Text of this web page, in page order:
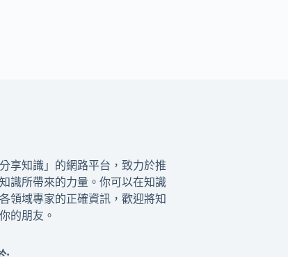
享知識」的網路平台，致力於推
識所帶來的力量。你可以在知識
領域專家的正確資訊，歡迎將知
的朋友。